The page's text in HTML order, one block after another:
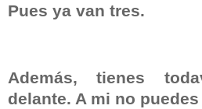
Pues ya van tres.
Además, tienes
delante. A mi no